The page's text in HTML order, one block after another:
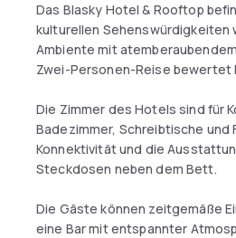
Das Blasky Hotel & Rooftop
kulturellen Sehenswürdigkeiten
Ambiente mit
Zwei-Personen-Reise bewertet
Die Zimmer des Hotels sind für
Badezimmer, Schreibtische
Konnektivität und die
Steckdosen neben dem Bett.
Die Gäste können zeitgemäße
eine Bar mit entspannter Atmosphäre und